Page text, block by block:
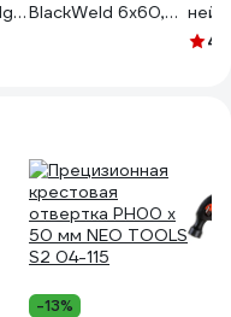
BlackWeld 6х60,
f, с4.5
-13%